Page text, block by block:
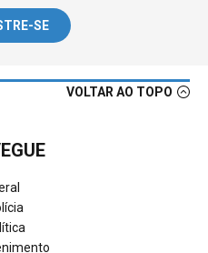
SE
VOLTAR AO TOPO